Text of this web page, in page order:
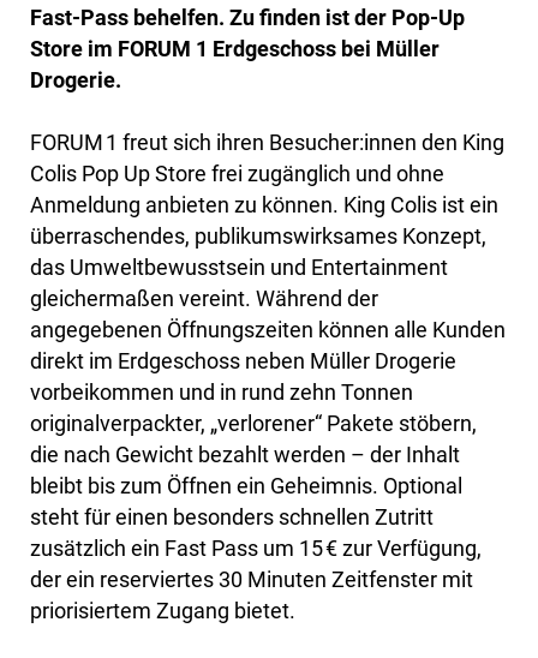
Fast-Pass behelfen. Zu finden ist der Pop-Up
Store im FORUM 1 Erdgeschoss bei Müller
Drogerie.
FORUM 1 freut sich ihren Besucher:innen den King
Colis Pop Up Store frei zugänglich und ohne
Anmeldung anbieten zu können. King Colis ist ein
überraschendes, publikumswirksames Konzept,
das Umweltbewusstsein und Entertainment
gleichermaßen vereint. Während der
angegebenen Öffnungszeiten können alle Kunden
direkt im Erdgeschoss neben Müller Drogerie
vorbeikommen und in rund zehn Tonnen
originalverpackter, „verlorener“ Pakete stöbern,
die nach Gewicht bezahlt werden – der Inhalt
bleibt bis zum Öffnen ein Geheimnis. Optional
steht für einen besonders schnellen Zutritt
zusätzlich ein Fast Pass um 15 € zur Verfügung,
der ein reserviertes 30 Minuten Zeitfenster mit
priorisiertem Zugang bietet.